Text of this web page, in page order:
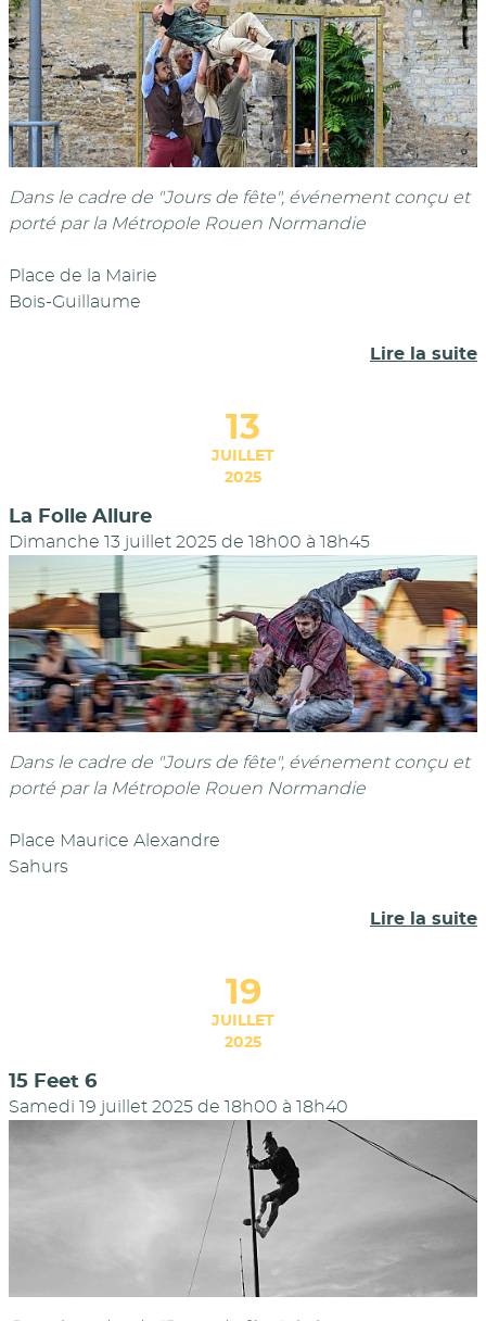
Dans le cadre de "Jours de fête", événement conçu et
porté par la Métropole Rouen Normandie
Place de la Mairie
Bois-Guillaume
Lire la suite
13
JUILLET
2025
La Folle Allure
Dimanche 13 juillet 2025 de 18h00 à 18h45
Dans le cadre de "Jours de fête", événement conçu et
porté par la Métropole Rouen Normandie
Place Maurice Alexandre
Sahurs
Lire la suite
19
JUILLET
2025
15 Feet 6
Samedi 19 juillet 2025 de 18h00 à 18h40